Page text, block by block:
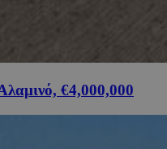
€4,000,000